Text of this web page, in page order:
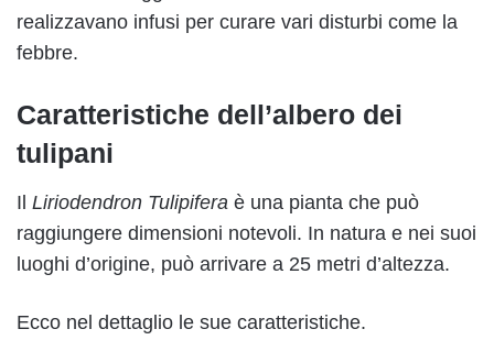
realizzavano infusi per curare vari disturbi come la
febbre.
Caratteristiche dell’albero dei
tulipani
Il Liriodendron Tulipifera è una pianta che può
raggiungere dimensioni notevoli. In natura e nei suoi
luoghi d’origine, può arrivare a 25 metri d’altezza.
Ecco nel dettaglio le sue caratteristiche.